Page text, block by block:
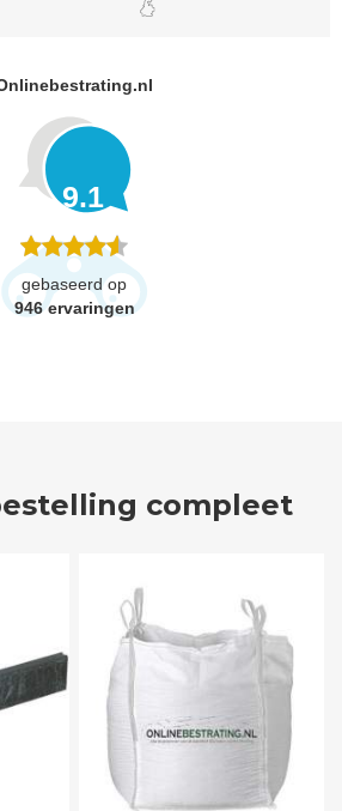
9.1
gebaseerd op
946 ervaringen
compleet